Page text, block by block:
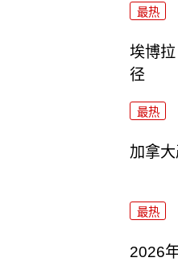
最热
埃博
径
最热
加拿
最热
2026